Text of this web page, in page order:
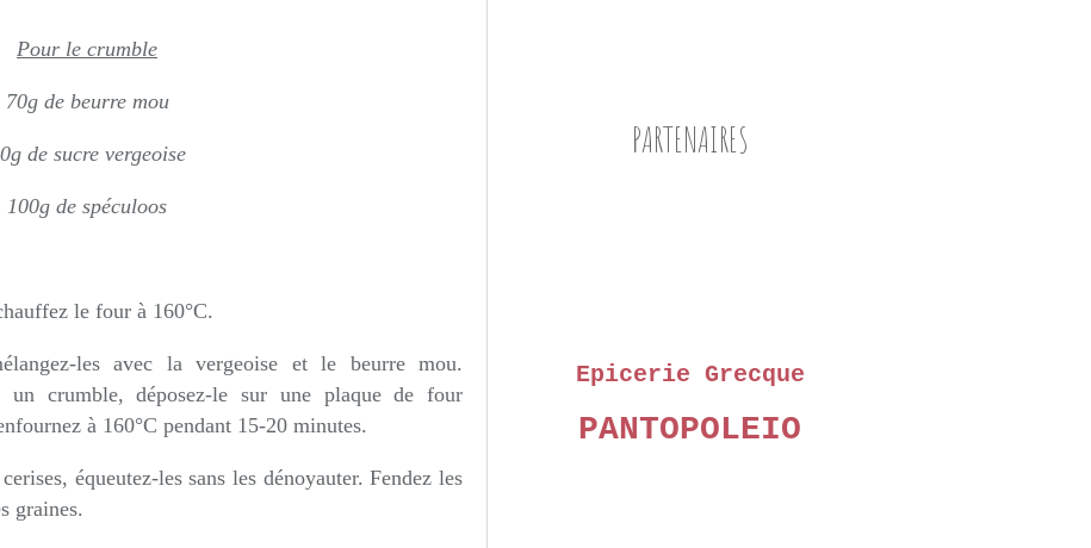
Pour le crumble
70g de beurre mou
de sucre vergeoise
100g de spéculoos
le four à 160°C.
les avec la vergeoise et le beurre mou.
crumble, déposez-le sur une plaque de four
à 160°C pendant 15-20 minutes.
équeutez-les sans les dénoyauter. Fendez les
graines.
PARTENAIRES
Epicerie Grecque
PANTOPOLEIO